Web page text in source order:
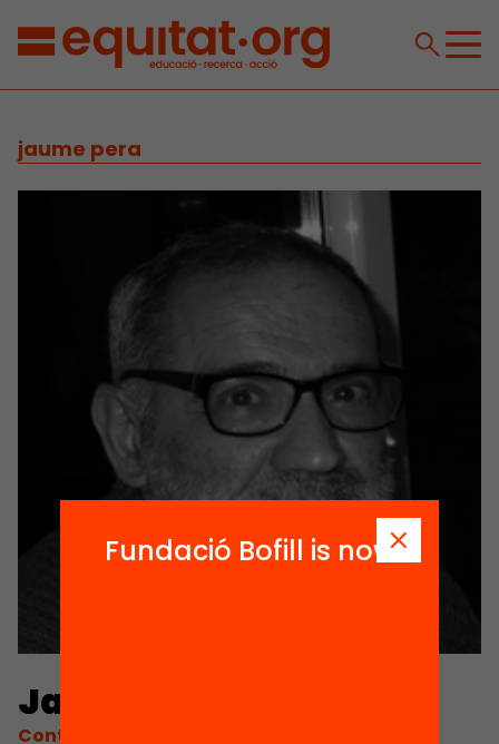
jaume pera
Jaume Pera
Contacta'm:
Fundació Bofill is now